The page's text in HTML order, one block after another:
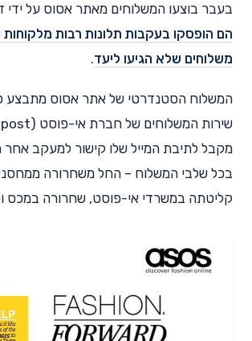
בעבר בוצעו המשלוחים מאתר אסוס על ידי
הם הופסקו בעקבות תלונות רבות מלקוחות
משלוחים שלא הגיעו ליעד.
המשלוח הסטנדרטי של אתר אסוס מתבצע
מקבל לתיבת המייל שלו קישור למעקב אחר
בכל שלבי המשלוח – החל משחרורה
קליטתה במשרדי אי-פוסט, שחרורה במכס